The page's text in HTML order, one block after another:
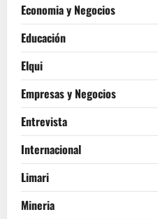
Economia y Negocios
Educación
Elqui
Empresas y Negocios
Entrevista
Internacional
Limari
Mineria